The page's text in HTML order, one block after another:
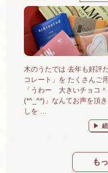
木のうたでは 去年も好評
コレート」を たくさんご
「うわー 大きいチョコ
(*^_^*)」なんてお声を頂
しを …
“
も